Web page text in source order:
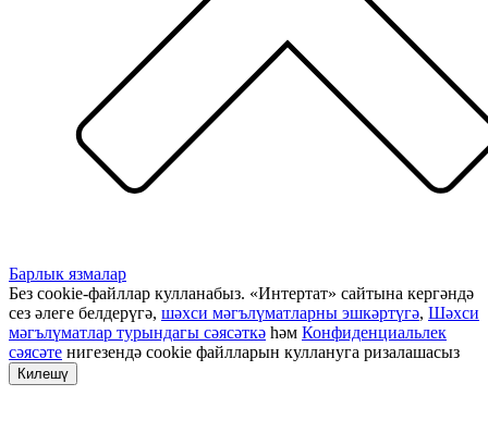
Барлык язмалар
Без cookie-файллар кулланабыз. «Интертат» сайтына кергәндә
сез әлеге белдерүгә, шәхси мәгълүматларны эшкәртүгә, Шәхси
мәгълүматлар турындагы сәясәткә һәм Конфиденциальлек
сәясәте нигезендә cookie файлларын куллануга ризалашасыз
Килешү